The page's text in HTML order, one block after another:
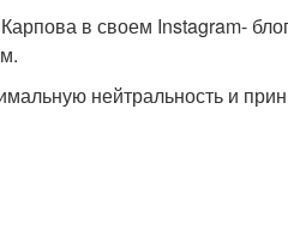
в своем Instagram-
нейтральность и